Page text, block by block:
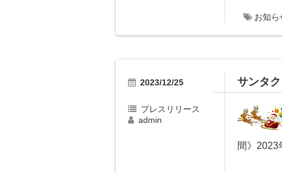
お知ら
サンタ
間》2023
2023/12/25
プレスリリース
admin